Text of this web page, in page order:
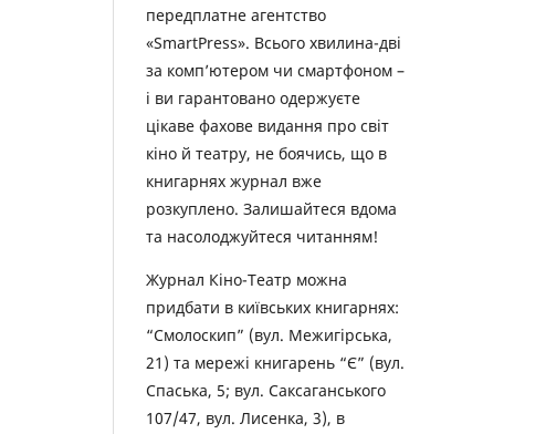
передплатне агентство
«SmartPress». Всього хвилина-дві
за комп’ютером чи смартфоном –
і ви гарантовано одержуєте
цікаве фахове видання про світ
кіно й театру, не боячись, що в
книгарнях журнал вже
розкуплено. Залишайтеся вдома
та насолоджуйтеся читанням!
Журнал Кіно-Театр можна
придбати в київських книгарнях:
“Смолоскип” (вул. Межигірська,
21) та мережі книгарень “Є” (вул.
Спаська, 5; вул. Саксаганського
107/47, вул. Лисенка, 3), в